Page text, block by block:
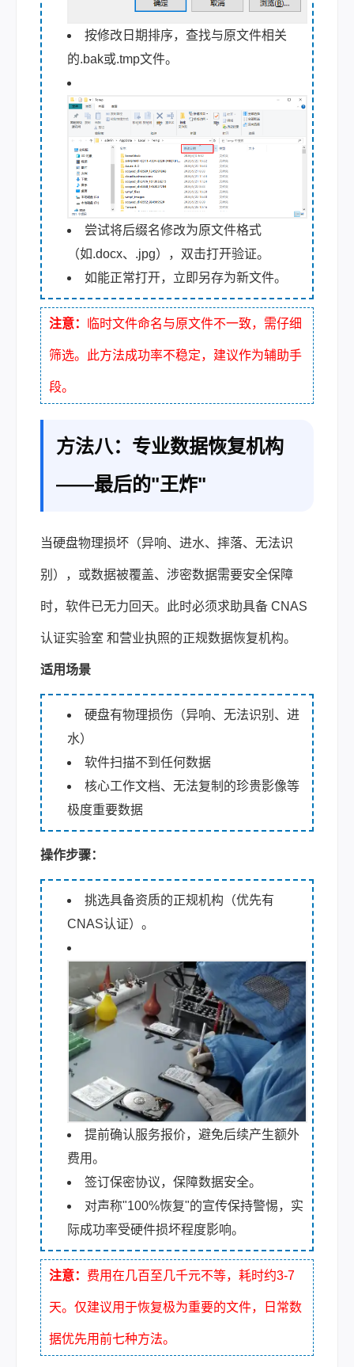
按修改日期排序，查找与原文件相关
的.bak或.tmp文件。
尝试将后缀名修改为原文件格式
（如.docx、.jpg），双击打开验证。
如能正常打开，立即另存为新文件。
注意： 临时文件命名与原文件不一致，需仔细
筛选。此方法成功率不稳定，建议作为辅助手
段。
方法八：专业数据恢复机构
——最后的"王炸"
当硬盘物理损坏（异响、进水、摔落、无法识
别），或数据被覆盖、涉密数据需要安全保障
时，软件已无力回天。此时必须求助具备 CNAS
认证实验室 和营业执照的正规数据恢复机构。
适用场景
硬盘有物理损伤（异响、无法识别、进
水）
软件扫描不到任何数据
核心工作文档、无法复制的珍贵影像等
极度重要数据
操作步骤：
挑选具备资质的正规机构（优先有
CNAS认证）。
提前确认服务报价，避免后续产生额外
费用。
签订保密协议，保障数据安全。
对声称"100%恢复"的宣传保持警惕，实
际成功率受硬件损坏程度影响。
注意： 费用在几百至几千元不等，耗时约3-7
天。仅建议用于恢复极为重要的文件，日常数
据优先用前七种方法。